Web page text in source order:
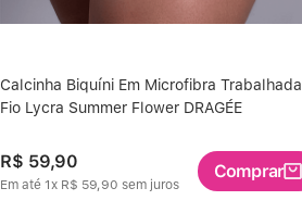
Calcinha Biquíni Em Microfibra Trabalhada
Fio Lycra Summer Flower DRAGÉE
R$ 59,90
Em até 1x R$ 59,90 sem juros
Comprar